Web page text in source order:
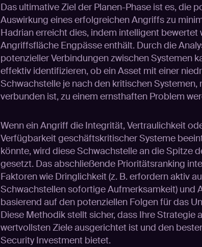
Das ultimative Ziel der Planen-Phase ist es, die
Auswirkung eines erfolgreichen Angriffs zu
Hadrian erreicht dies, indem intelligent bewertet
Angriffsfläche Engpässe enthält. Durch die
potenzieller Verbindungen zwischen Systemen
effektiv identifizieren, ob ein Asset mit einer
Schwachstelle je nach den kritischen Systemen,
verbunden ist, zu einem ernsthaften Problem
Wenn ein Angriff die Integrität, Vertraulichkeit
Verfügbarkeit geschäftskritischer Systeme
könnte, wird diese Schwachstelle an die Spitze
gesetzt. Das abschließende Prioritätsranking
Faktoren wie Dringlichkeit (z. B. erfordern aktiv
Schwachstellen sofortige Aufmerksamkeit) und
basierend auf den potenziellen Folgen für das
Diese Methodik stellt sicher, dass Ihre Strategie
wertvollsten Ziele ausgerichtet ist und den
Security Investment bietet.